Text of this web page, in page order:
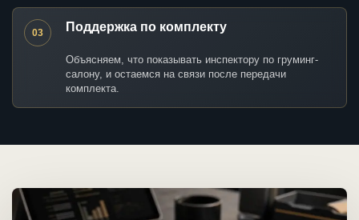
03 Поддержка по комплекту
Объясняем, что показывать инспектору по груминг-
салону, и остаемся на связи после передачи
комплекта.